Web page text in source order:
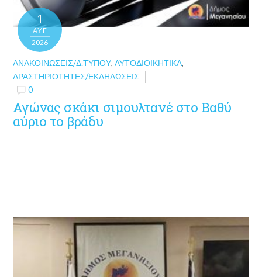
1
ΑΥΓ
2026
ΑΝΑΚΟΙΝΏΣΕΙΣ/Δ.ΤΎΠΟΥ,ΑΥΤΟΔΙΟΙΚΗΤΙΚΆ,
ΔΡΑΣΤΗΡΙΌΤΗΤΕΣ/ΕΚΔΗΛΏΣΕΙΣ
0
Αγώνας σκάκι σιμουλτανέ στο Βαθύ
αύριο το βράδυ